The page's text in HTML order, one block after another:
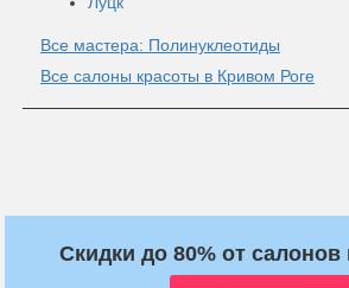
Все мастера: Полинуклеотиды
Все салоны красоты в Кривом Роге
Скидки до 80% от салонов